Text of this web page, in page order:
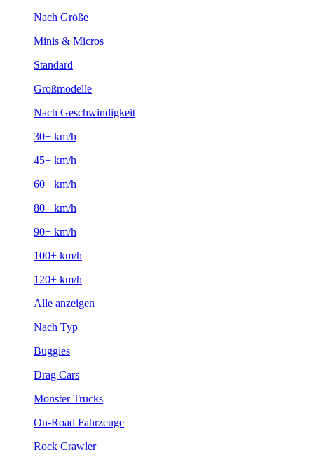
Nach Größe
Minis & Micros
Standard
Großmodelle
Nach Geschwindigkeit
30+ km/h
45+ km/h
60+ km/h
80+ km/h
90+ km/h
100+ km/h
120+ km/h
Alle anzeigen
Nach Typ
Buggies
Drag Cars
Monster Trucks
On-Road Fahrzeuge
Rock Crawler